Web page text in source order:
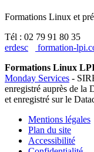
Formations Linux et
Tél : 02 79 91 80 35
erdesc
formation-
Formations Linux
Monday Services -
enregistré auprès de la
et enregistré sur le
Mentions légales
Plan du site
Accessibilité